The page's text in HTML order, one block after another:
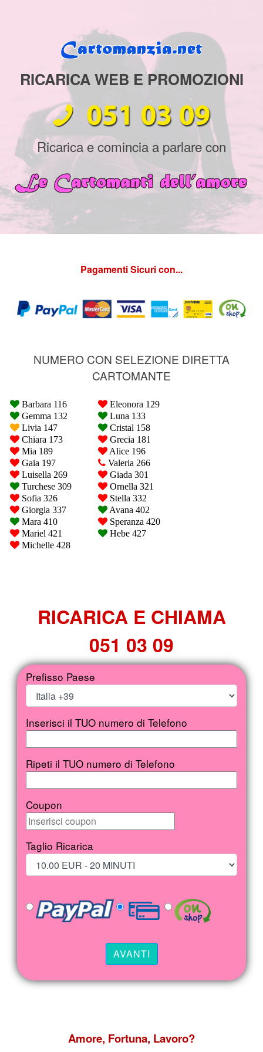
RICARICA WEB E PROMOZIONI
Ricarica e comincia a parlare con
Pagamenti Sicuri con...
NUMERO CON SELEZIONE DIRETTA
CARTOMANTE
RICARICA E CHIAMA
051 03 09
Prefisso Paese
Inserisci il TUO numero di Telefono
Ripeti il TUO numero di Telefono
Coupon
Taglio Ricarica
Amore, Fortuna, Lavoro?